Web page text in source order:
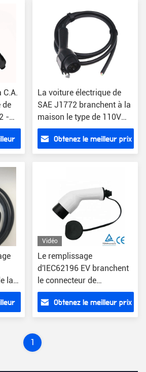
C.A.
de
-
La voiture électrique de
SAE J1772 branchent à la
maison le type de 110V
CCS - le connecteur 2
Obtenez le meilleur prix
la
Vidéo
Le remplissage
d'IEC62196 EV branchent
le connecteur de
remplissage rapide de C.C
de la CEObtenez le meilleur prix
1